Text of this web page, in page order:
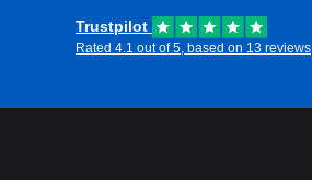
Trustpilot
Rated 4.1 out of 5, based on 13 reviews